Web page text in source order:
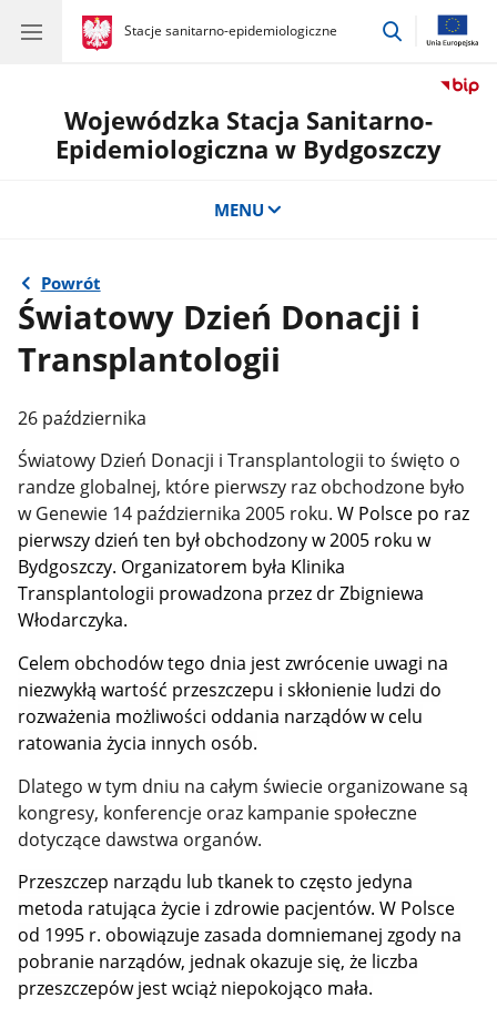
gov.pl
Stacje sanitarno-epidemiologiczne
gov.pl
Stacje
przejdź
Wojewódzka Stacja Sanitarno-
Epidemiologiczna w Bydgoszczy
MENU
Powrót
Światowy Dzień Donacji i
Transplantologii
26 października
Światowy Dzień Donacji i Transplantologii to święto o
randze globalnej, które pierwszy raz obchodzone było
w Genewie 14 października 2005 roku.W Polsce po raz
pierwszy dzień ten był obchodzony w 2005 roku w
Bydgoszczy. Organizatorem była Klinika
Transplantologii prowadzona przez dr Zbigniewa
Włodarczyka.
Celem obchodów tego dnia jest zwrócenie uwagi na
niezwykłą wartość przeszczepu i skłonienie ludzi do
rozważenia możliwości oddania narządów w celu
ratowania życia innych osób.
Dlatego w tym dniu na całym świecie organizowane są
kongresy, konferencje oraz kampanie społeczne
dotyczące dawstwa organów.
Przeszczep narządu lub tkanek to często jedyna
metoda ratująca życie i zdrowie pacjentów. W Polsce
od 1995 r. obowiązuje zasada domniemanej zgody na
pobranie narządów, jednak okazuje się, że liczba
przeszczepów jest wciąż niepokojąco mała.